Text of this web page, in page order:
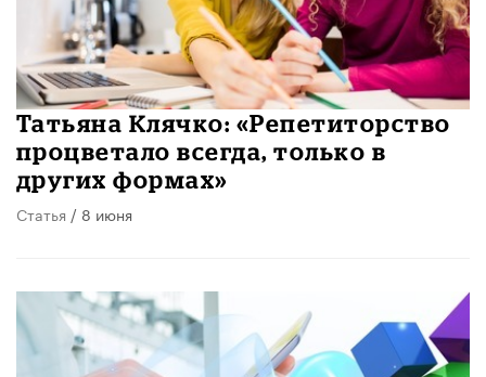
​Татьяна Клячко: «Репетиторство
процветало всегда, только в
других формах»
Статья / 8 июня